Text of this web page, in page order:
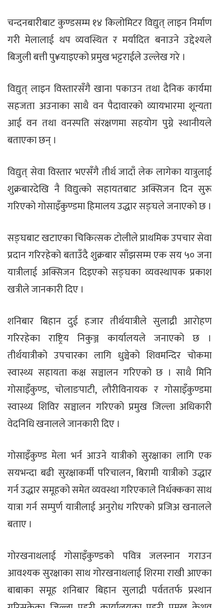
चन्दनबारीबाट कुण्डसम्म १४ किलोमिटर विद्युत् लाइन निर्माण
गरी मेलालाई थप व्यवस्थित र मर्यादित बनाउने उद्देश्यले
बिजुली बत्ती पु¥याइएको प्रमुख भट्टराईले उल्लेख गरे ।
विद्युत् लाइन विस्तारसँगै खाना पकाउन तथा दैनिक कार्यमा
सहजता अउनाका साथै वन पैदावारको व्यायभारमा शून्यता
आई वन तथा वनस्पति संरक्षणमा सहयोग पुग्ने स्थानीयले
बताएका छन् ।
विद्युत् सेवा विस्तार भएसँगै तीर्थ जादाँ लेक लागेका यात्रुलाई
शुक्रबारदेखि नै विद्युत्को सहायतबाट अक्सिजन दिन सुरू
गरिएको गोसाइँकुण्डमा हिमालय उद्धार सङ्घले जनाएको छ ।
सङ्घबाट खटाएका चिकित्सक टोलीले प्राथमिक उपचार सेवा
प्रदान गरिरहेको बताउँदै शुक्रबार साँझसम्म एक सय ५० जना
यात्रीलाई अक्सिजन दिइएको सङ्घका व्यवस्थापक प्रकाश
खत्रीले जानकारी दिए ।
शनिबार बिहान दुई हजार तीर्थयात्रीले सुलाद्री आरोहण
गरिरहेका राष्ट्रिय निकुञ्ज कार्यालयले जनाएको छ ।
तीर्थयात्रीको उपचारका लागि धुञ्चेको शिवमन्दिर चोकमा
स्वास्थ्य सहायता कक्ष सञ्चालन गरिएको छ । साथै मिनि
गोसाइँकुण्ड, चोलाङपाटी, लौरीविनायक र गोसाइँकुण्डमा
स्वास्थ्य शिविर सञ्चालन गरिएको प्रमुख जिल्ला अधिकारी
वेदनिधि खनालले जानकारी दिए ।
गोसाइँकुण्ड मेला भर्न आउने यात्रीको सुरक्षाका लागि एक
सयभन्दा बढी सुरक्षाकर्मी परिचालन, बिरामी यात्रीको उद्धार
गर्न उद्धार समूहको समेत व्यवस्था गरिएकाले निर्धक्कका साथ
यात्रा गर्न सम्पुर्ण यात्रीलाई अनुरोध गरिएको प्रजिअ खनालले
बताए ।
गोरखनाथलाई गोसाइँकुण्डको पवित्र जलस्नान गराउन
आवश्यक सुरक्षाका साथ गोरखनाथलाई शिरमा राखी आएका
बाबाका समूह शनिबार बिहान सुलाद्री पर्वततर्फ प्रस्थान